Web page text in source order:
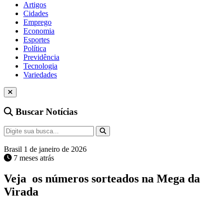
Artigos
Cidades
Emprego
Economia
Esportes
Política
Previdência
Tecnologia
Variedades
Buscar Notícias
Brasil 1 de janeiro de 2026
7 meses atrás
Veja os números sorteados na Mega da
Virada